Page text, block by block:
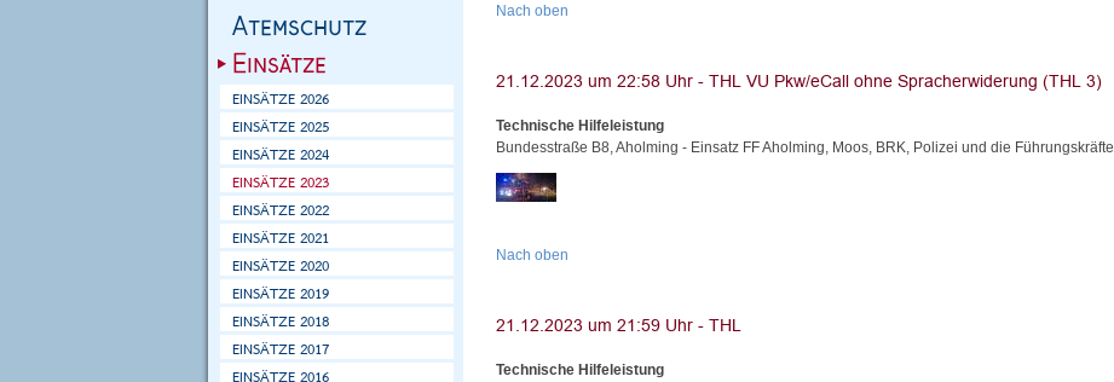
Nach oben
Technische Hilfeleistung
Bundesstraße B8, Aholming - Einsatz FF Aholming, Moos, BRK, Polizei und die Führungskräfte
Nach oben
Technische Hilfeleistung